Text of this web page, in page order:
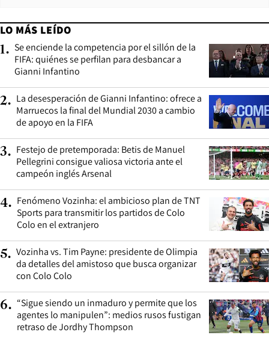
LO MÁS LEÍDO
1. Se enciende la competencia por el sillón de la
FIFA: quiénes se perfilan para desbancar a
Gianni Infantino
2. La desesperación de Gianni Infantino: ofrece a
Marruecos la final del Mundial 2030 a cambio
de apoyo en la FIFA
3. Festejo de pretemporada: Betis de Manuel
Pellegrini consigue valiosa victoria ante el
campeón inglés Arsenal
4. Fenómeno Vozinha: el ambicioso plan de TNT
Sports para transmitir los partidos de Colo
Colo en el extranjero
5. Vozinha vs. Tim Payne: presidente de Olimpia
da detalles del amistoso que busca organizar
con Colo Colo
6. “Sigue siendo un inmaduro y permite que los
agentes lo manipulen”: medios rusos fustigan
retraso de Jordhy Thompson